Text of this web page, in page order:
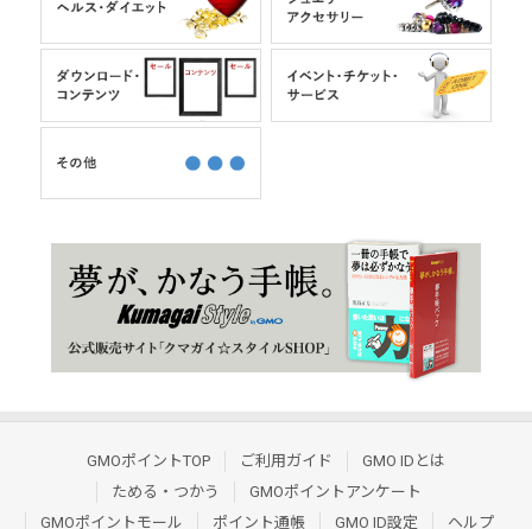
GMOポイントTOP ご利用ガイド
GMO IDとは
ためる・つかう
GMOポイントアンケート
GMOポイントモール
ポイント通帳 GMO ID設定
ヘルプ